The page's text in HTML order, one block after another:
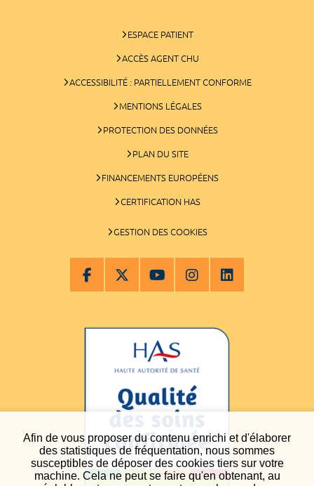
Afin de vous proposer du contenu enrichi et d'élaborer
des statistiques de fréquentation, nous sommes
susceptibles de déposer des cookies tiers sur votre
machine. Cela ne peut se faire qu'en obtenant, au
ESPACE PATIENT
ACCÈS AGENT CHU
ACCESSIBILITÉ : PARTIELLEMENT CONFORME
MENTIONS LÉGALES
PROTECTION DES DONNÉES
PLAN DU SITE
FINANCEMENTS EUROPÉENS
CERTIFICATION HAS
GESTION DES COOKIES